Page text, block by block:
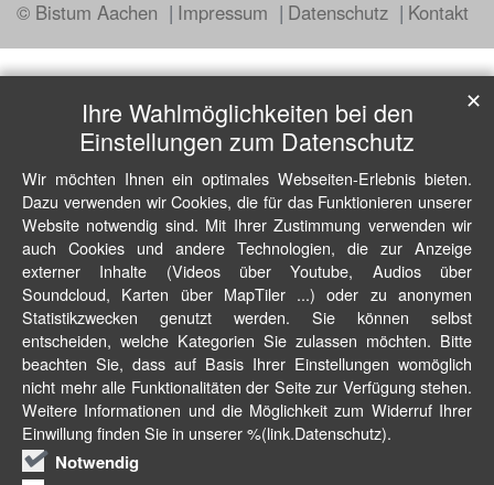
© Bistum Aachen Impressum Datenschutz Kontakt
Ihre Wahlmöglichkeiten bei den
Einstellungen zum Datenschutz
Wir möchten Ihnen ein optimales Webseiten-Erlebnis bieten.
Dazu verwenden wir Cookies, die für das Funktionieren unserer
Website notwendig sind. Mit Ihrer Zustimmung verwenden wir
auch Cookies und andere Technologien, die zur Anzeige
externer Inhalte (Videos über Youtube, Audios über
Soundcloud, Karten über MapTiler ...) oder zu anonymen
Statistikzwecken genutzt werden. Sie können selbst
entscheiden, welche Kategorien Sie zulassen möchten. Bitte
beachten Sie, dass auf Basis Ihrer Einstellungen womöglich
nicht mehr alle Funktionalitäten der Seite zur Verfügung stehen.
Weitere Informationen und die Möglichkeit zum Widerruf Ihrer
Einwillung finden Sie in unserer %(link.Datenschutz).
Notwendig
✕